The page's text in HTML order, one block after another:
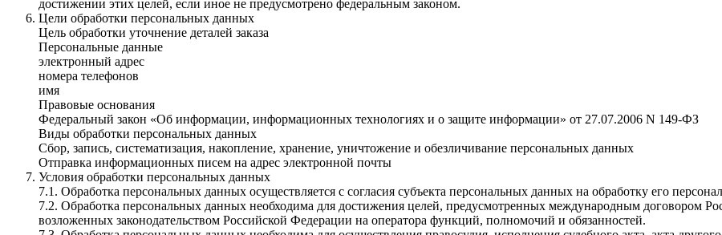
достижении этих целей, если иное не предусмотрено федеральным законом.
Цели обработки персональных данных
Цель обработки уточнение деталей заказа
Персональные данные
электронный адрес
номера телефонов
имя
Правовые основания
Федеральный закон «Об информации, информационных технологиях и о защите информации» от 27.07.2006 N 149-ФЗ
Виды обработки персональных данных
Сбор, запись, систематизация, накопление, хранение, уничтожение и обезличивание персональных данных
Отправка информационных писем на адрес электронной почты
Условия обработки персональных данных
7.1. Обработка персональных данных осуществляется с согласия субъекта персональных данных на обработку его
7.2. Обработка персональных данных необходима для достижения целей, предусмотренных международным договором
возложенных законодательством Российской Федерации на оператора функций, полномочий и обязанностей.